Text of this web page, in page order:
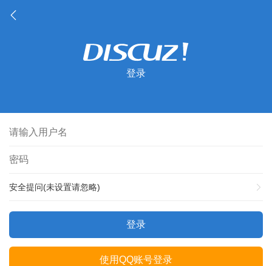
登录
安全提问(未设置请忽略)
登录
使用QQ账号登录